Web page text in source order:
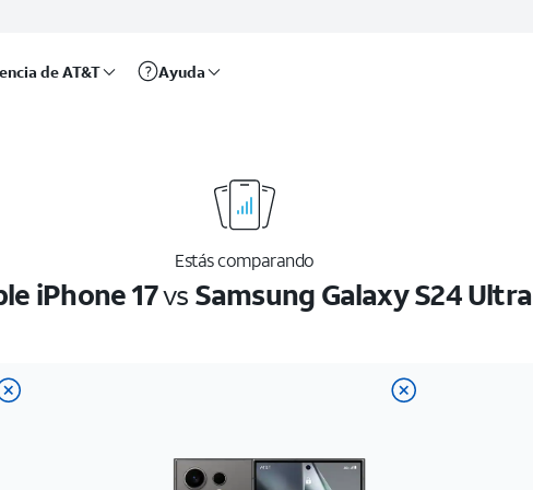
de AT&T Ayuda
Estás comparando
iPhone 17vs Samsung Galaxy S24 Ultra